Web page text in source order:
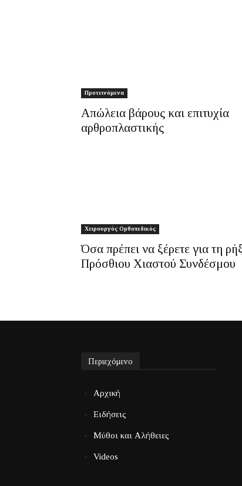
Προτεινόμενα
Απώλεια βάρους και επιτυχία
αρθροπλαστικής
Χειρουργός Ορθοπεδικός
Όσα πρέπει να ξέρετε για τη
Πρόσθιου Χιαστού Συνδέσμου
Περιεχόμενο
Αρχική
Ειδήσεις
Μύθοι και Αλήθειες
Videos